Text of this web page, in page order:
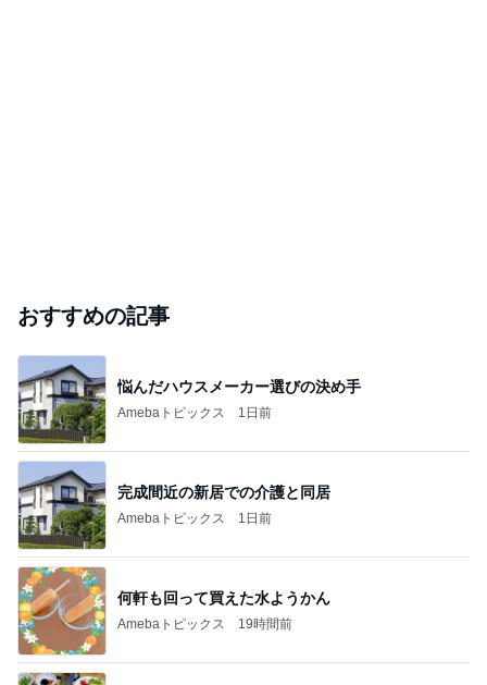
おすすめの記事
悩んだハウスメーカー選びの決め手
Amebaトピックス 1日前
完成間近の新居での介護と同居
Amebaトピックス 1日前
何軒も回って買えた水ようかん
Amebaトピックス 19時間前